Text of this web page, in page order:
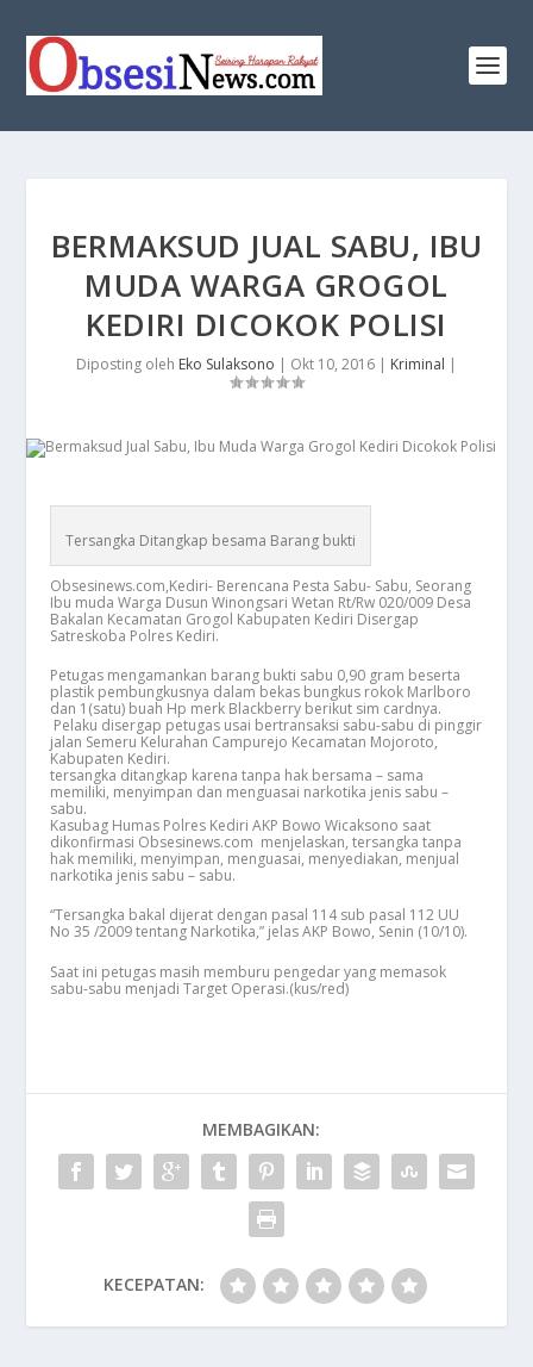
​BERMAKSUD JUAL SABU, IBU
MUDA WARGA GROGOL
KEDIRI DICOKOK POLISI
Diposting oleh Eko Sulaksono | Okt 10, 2016 | Kriminal |
Tersangka Ditangkap besama Barang bukti
Obsesinews.com,Kediri- Berencana Pesta Sabu- Sabu, Seorang
Ibu muda Warga Dusun Winongsari Wetan Rt/Rw 020/009 Desa
Bakalan Kecamatan Grogol Kabupaten Kediri Disergap
Satreskoba Polres Kediri.
Petugas mengamankan barang bukti sabu 0,90 gram beserta
plastik pembungkusnya dalam bekas bungkus rokok Marlboro
dan 1(satu) buah Hp merk Blackberry berikut sim cardnya.
Pelaku disergap petugas usai bertransaksi sabu-sabu di pinggir
jalan Semeru Kelurahan Campurejo Kecamatan Mojoroto,
Kabupaten Kediri.
tersangka ditangkap karena tanpa hak bersama – sama
memiliki, menyimpan dan menguasai narkotika jenis sabu –
sabu.
Kasubag Humas Polres Kediri AKP Bowo Wicaksono saat
dikonfirmasi Obsesinews.com menjelaskan, tersangka tanpa
hak memiliki, menyimpan, menguasai, menyediakan, menjual
narkotika jenis sabu – sabu.
“Tersangka bakal dijerat dengan pasal 114 sub pasal 112 UU
No 35 /2009 tentang Narkotika,” jelas AKP Bowo, Senin (10/10).
Saat ini petugas masih memburu pengedar yang memasok
sabu-sabu menjadi Target Operasi.(kus/red)
MEMBAGIKAN:
KECEPATAN: